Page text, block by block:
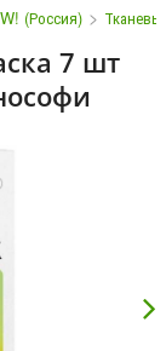
(Россия) >
7 шт